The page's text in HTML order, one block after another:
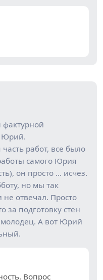
фактурной
Юрий.
работ, все было
самого Юрия
он просто … исчез.
но мы так
отвечал. Просто
за подготовку стен
молодец. А вот Юрий
Вопрос